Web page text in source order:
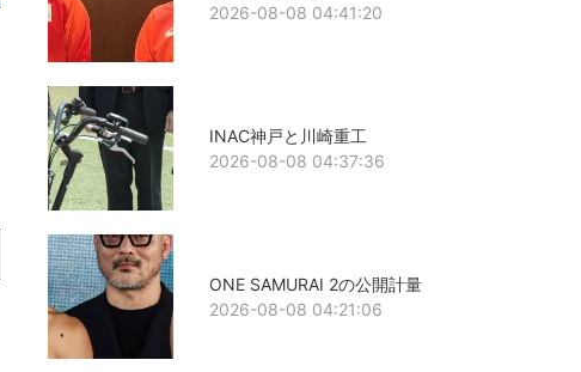
2026-08-08 04:41:20
INAC神戸と川崎重工
2026-08-08 04:37:36
ONE SAMURAI 2の公開計量
2026-08-08 04:21:06